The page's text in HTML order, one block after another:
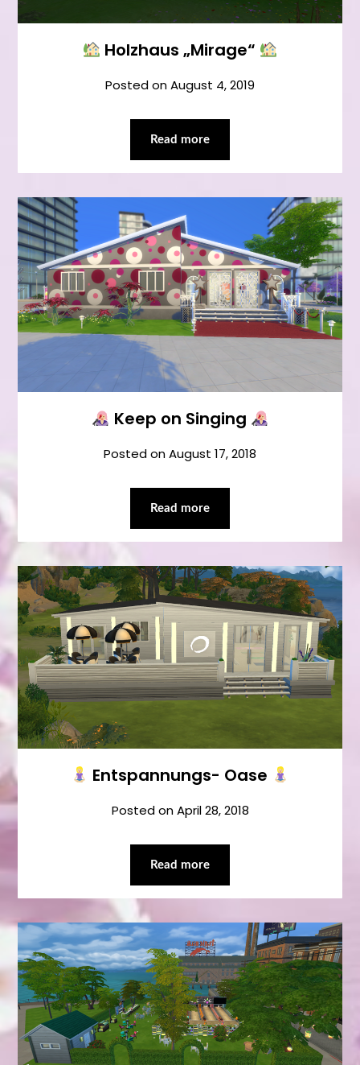
Holzhaus „Mirage“
Posted onAugust 4, 2019
Read more
Keep on Singing
Posted onAugust 17, 2018
Read more
Entspannungs- Oase
Posted onApril 28, 2018
Read more